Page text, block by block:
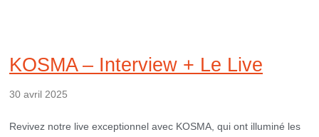
KOSMA – Interview + Le Live
30 avril 2025
Revivez notre live exceptionnel avec KOSMA, qui ont illuminé les